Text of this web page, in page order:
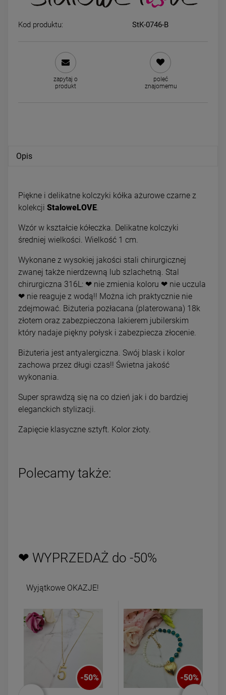
STAL CHIRURGICZNA
dla dziewczynek kokardka
cyrkonie jasne złoto
34,00 zł
Kolczyki STAL
bigiel pięć kryształków 1,2
34,00 zł
Kod produktu: StK-0746-B
zapytaj o
produkt
poleć
znajomemu
Opis
Piękne i delikatne kolczyki kółka ażurowe czarne z
kolekcji StaloweLOVE
Wzór w kształcie kółeczka. Delikatne kolczyki
średniej wielkości. Wielkość 1 cm.
Wykonane z wysokiej jakości stali chirurgicznej
zwanej także nierdzewną lub szlachetną. Stal
chirurgiczna 316L: ❤ nie zmienia koloru ❤ nie uczula
❤ nie reaguje z wodą!! Można ich praktycznie nie
zdejmować. Biżuteria pozłacana (platerowana) 18k
złotem oraz zabezpieczona lakierem jubilerskim
który nadaje piękny połysk i zabezpiecza złocenie.
Biżuteria jest antyalergiczna. Swój blask i kolor
zachowa przez długi czas!! Świetna jakość
wykonania.
Super sprawdzą się na co dzień jak i do bardziej
eleganckich stylizacji.
Zapięcie klasyczne sztyft. Kolor złoty.
Polecamy także:
❤ WYPRZEDAŻ do -50%
Wyjątkowe OKAZJE!
-50% -50%